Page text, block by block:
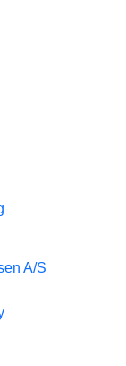
A/S